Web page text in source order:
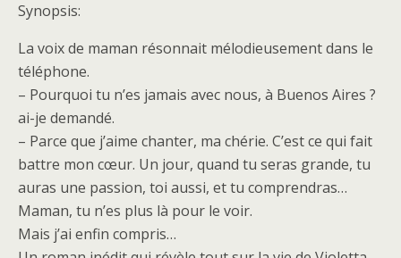
Synopsis:
La voix de maman résonnait mélodieusement dans le
téléphone.
– Pourquoi tu n’es jamais avec nous, à Buenos Aires ?
ai-je demandé.
– Parce que j’aime chanter, ma chérie. C’est ce qui fait
battre mon cœur. Un jour, quand tu seras grande, tu
auras une passion, toi aussi, et tu comprendras…
Maman, tu n’es plus là pour le voir.
Mais j’ai enfin compris…